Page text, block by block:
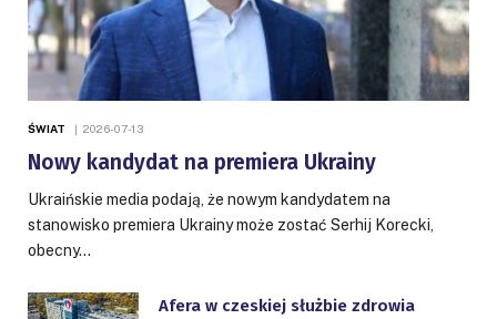
ŚWIAT 2026-07-13
Nowy kandydat na premiera Ukrainy
Ukraińskie media podają, że nowym kandydatem na
stanowisko premiera Ukrainy może zostać Serhij Korecki,
obecny…
Afera w czeskiej służbie zdrowia